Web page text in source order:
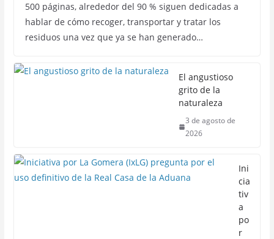
500 páginas, alrededor del 90 % siguen dedicadas a
hablar de cómo recoger, transportar y tratar los
residuos una vez que ya se han generado…
El angustioso
grito de la
naturaleza
3 de agosto de
2026
Ini
cia
tiv
a
po
r